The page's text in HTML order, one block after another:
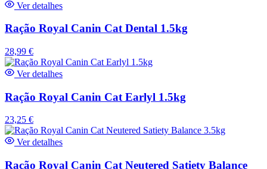
Ver detalhes
Ração Royal Canin Cat Dental 1.5kg
28,99 €
Ver detalhes
Ração Royal Canin Cat Earlyl 1.5kg
23,25 €
Ver detalhes
Ração Royal Canin Cat Neutered Satiety Balance